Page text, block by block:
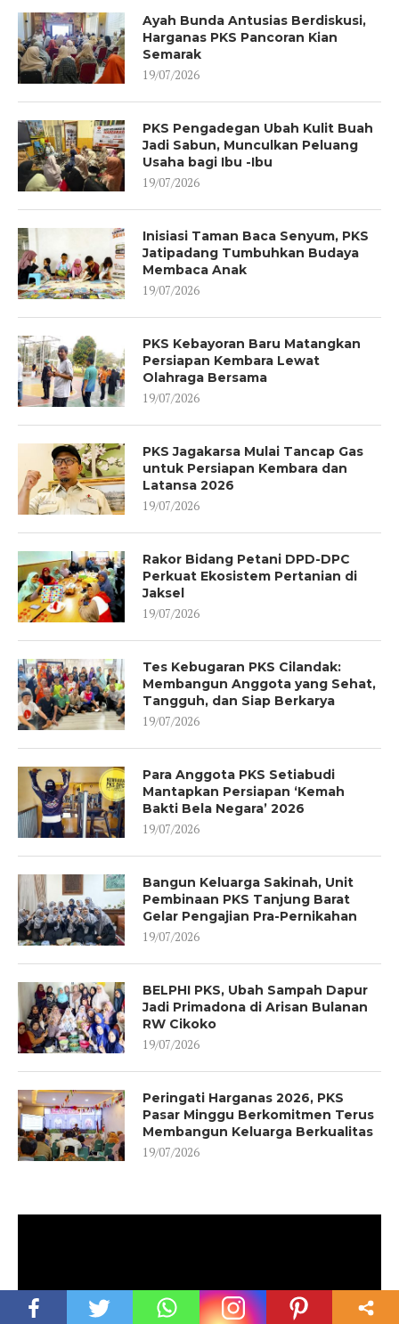
Ayah Bunda Antusias Berdiskusi,
Harganas PKS Pancoran Kian
Semarak
19/07/2026
PKS Pengadegan Ubah Kulit Buah
Jadi Sabun, Munculkan Peluang
Usaha bagi Ibu -Ibu
19/07/2026
Inisiasi Taman Baca Senyum, PKS
Jatipadang Tumbuhkan Budaya
Membaca Anak
19/07/2026
PKS Kebayoran Baru Matangkan
Persiapan Kembara Lewat
Olahraga Bersama
19/07/2026
PKS Jagakarsa Mulai Tancap Gas
untuk Persiapan Kembara dan
Latansa 2026
19/07/2026
Rakor Bidang Petani DPD-DPC
Perkuat Ekosistem Pertanian di
Jaksel
19/07/2026
Tes Kebugaran PKS Cilandak:
Membangun Anggota yang Sehat,
Tangguh, dan Siap Berkarya
19/07/2026
Para Anggota PKS Setiabudi
Mantapkan Persiapan ‘Kemah
Bakti Bela Negara’ 2026
19/07/2026
Bangun Keluarga Sakinah, Unit
Pembinaan PKS Tanjung Barat
Gelar Pengajian Pra-Pernikahan
19/07/2026
BELPHI PKS, Ubah Sampah Dapur
Jadi Primadona di Arisan Bulanan
RW Cikoko
19/07/2026
Peringati Harganas 2026, PKS
Pasar Minggu Berkomitmen Terus
Membangun Keluarga Berkualitas
19/07/2026